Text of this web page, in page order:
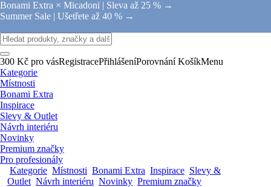
Bonami Extra × Micadoni | Sleva až 25 % →
Summer Sale | Ušetřete až 40 % →
300 Kč pro vásRegistracePřihlášeníPorovnání KošíkMenu
Kategorie
Místnosti
Bonami Extra
Inspirace
Slevy & Outlet
Návrh interiéru
Novinky
Premium značky
Pro profesionály
Kategorie Místnosti Bonami Extra Inspirace Slevy &
Outlet Návrh interiéru Novinky Premium značky